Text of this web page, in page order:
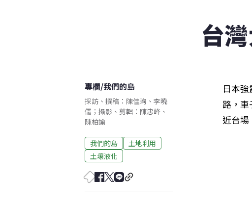
台
專欄/我們的島
採訪、撰稿：陳佳珣、李曉
儒；攝影、剪輯：陳忠峰、
陳柏諭
我們的島
土地利用
土壤液化
日本
路，
近台